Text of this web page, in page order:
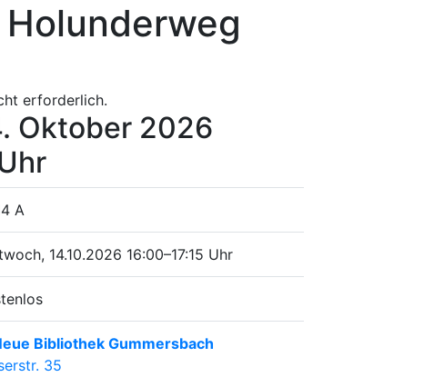
erforderlich.
Oktober 2026
A
14.10.2026 16:00–17:15 Uhr
Bibliothek Gummersbach
35